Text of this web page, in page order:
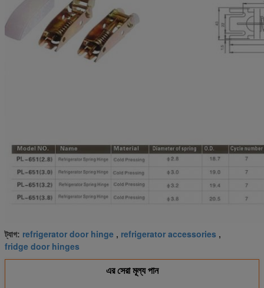
ট্যাগ: refrigerator door hinge , refrigerator accessories ,
fridge door hinges
এর সেরা মূল্য পান